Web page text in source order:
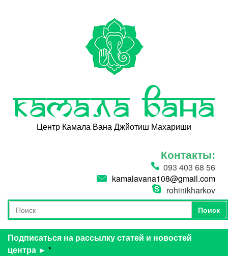
Камала Вана
Центр Камала Вана Джйотиш Махариши
Контакты:
093 403 68 56
kamalavana108@gmail.com
rohinikharkov
Форма поиска
Поиск
Поиск
Подписаться на рассылку статей и новостей
центра ► *